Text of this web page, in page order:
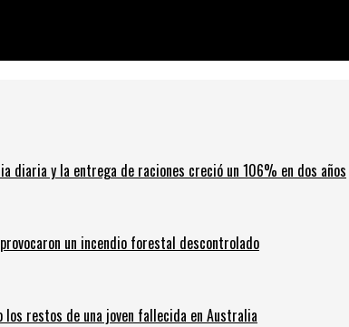
diaria y la entrega de raciones creció un 106% en dos años
un incendio forestal descontrolado
restos de una joven fallecida en Australia